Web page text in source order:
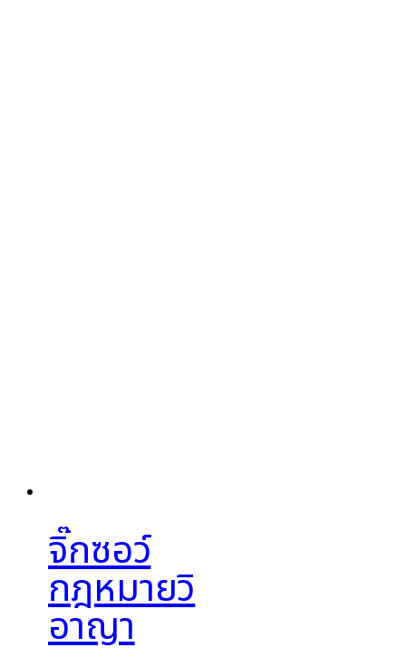
จิ๊กซอว์
กฎหมายวิ
อาญา